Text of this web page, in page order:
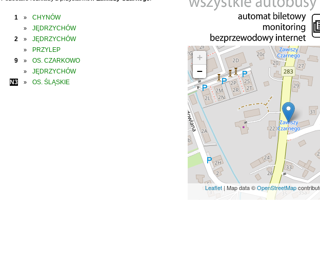
1 » CHYNÓW
»
JĘDRZYCHÓW
2
» JĘDRZYCHÓW
»
PRZYLEP
9
» OS. CZARKOWO
»
JĘDRZYCHÓW
N3
» OS. ŚLĄSKIE
+
−
Leaflet | Map data ©OpenStreetMap